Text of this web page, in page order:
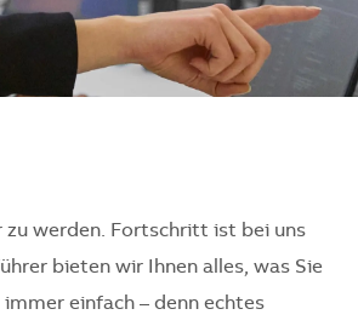
zu werden. Fortschritt ist bei uns
bieten wir Ihnen alles, was Sie
einfach – denn echtes